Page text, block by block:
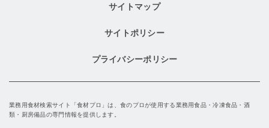
サイトマップ
サイトポリシー
プライバシーポリシー
業務用食材検索サイト「食材プロ」は、食のプロが使用する業務用食品・冷凍食品・酒
類・厨房備品の専門情報を提供します。